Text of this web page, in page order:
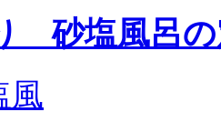
砂塩風呂の